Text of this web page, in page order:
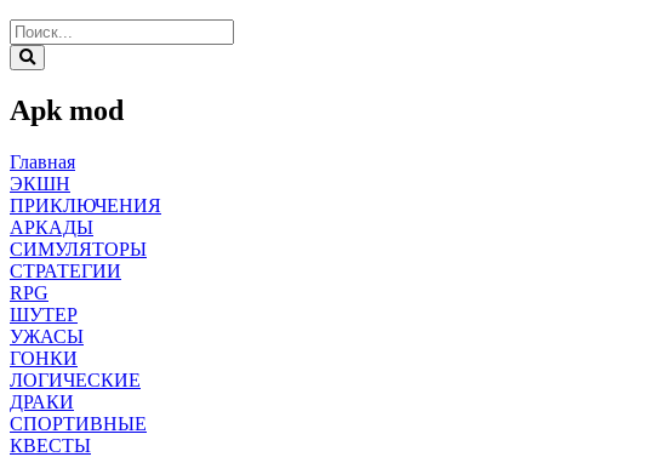
Apk mod
Главная
ЭКШН
ПРИКЛЮЧЕНИЯ
АРКАДЫ
СИМУЛЯТОРЫ
СТРАТЕГИИ
RPG
ШУТЕР
УЖАСЫ
ГОНКИ
ЛОГИЧЕСКИЕ
ДРАКИ
СПОРТИВНЫЕ
КВЕСТЫ